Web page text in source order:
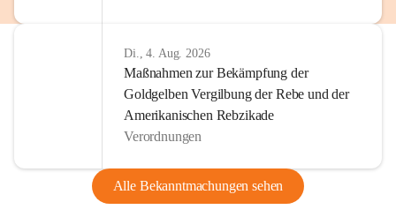
Di., 4. Aug. 2026
Maßnahmen zur Bekämpfung der
Goldgelben Vergilbung der Rebe und der
Amerikanischen Rebzikade
Verordnungen
Alle Bekanntmachungen sehen